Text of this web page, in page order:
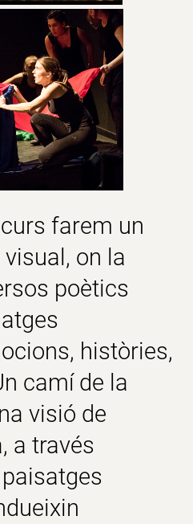
farem un
on la
poètics
històries,
camí de la
visió de
a través